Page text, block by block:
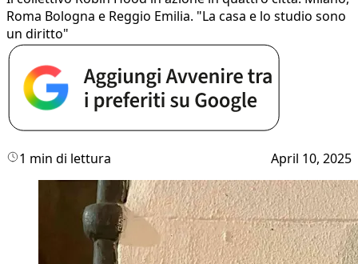
Roma Bologna e Reggio Emilia. "La casa e lo studio sono
un diritto"
1 min di lettura April 10, 2025